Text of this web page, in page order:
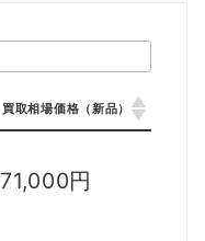
買取相場価格（新品）
71,000円